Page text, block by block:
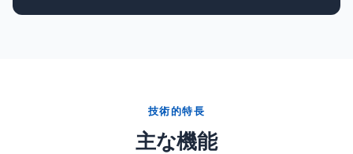
技術的特長
主な機能